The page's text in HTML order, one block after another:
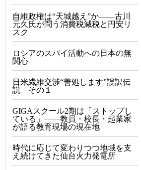
自維政権は“天城越え”か――古川
元久氏が問う消費税減税と円安リ
スク
ロシアのスパイ活動への日本の無
関心
日米繊維交渉“善処します”誤訳伝
説 その１
GIGAスクール2期は「ストップし
ている」——教員・校長・起業家
が語る教育現場の現在地
時代に応じて変わりつつ地域を支
え続けてきた仙台火力発電所